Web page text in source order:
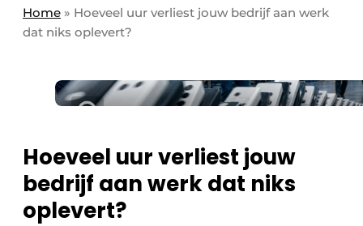
Direct contact
Eigen content aanleveren
Home
Nieuwsbrief
Podcasts
Privacy / Cookie statement
Home » Hoeveel uur verliest jouw bedrijf aan werk
dat niks oplevert?
Hoeveel uur verliest jouw
bedrijf aan werk dat niks
oplevert?